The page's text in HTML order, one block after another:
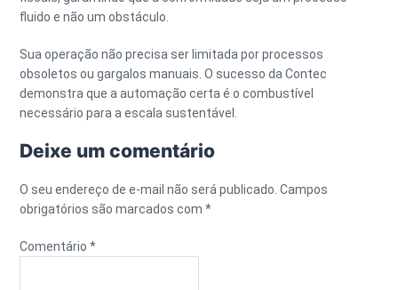
fluido e não um obstáculo.
Sua operação não precisa ser limitada por processos
obsoletos ou gargalos manuais. O sucesso da Contec
demonstra que a automação certa é o combustível
necessário para a escala sustentável.
Deixe um comentário
O seu endereço de e-mail não será publicado. Campos
obrigatórios são marcados com*
Comentário*